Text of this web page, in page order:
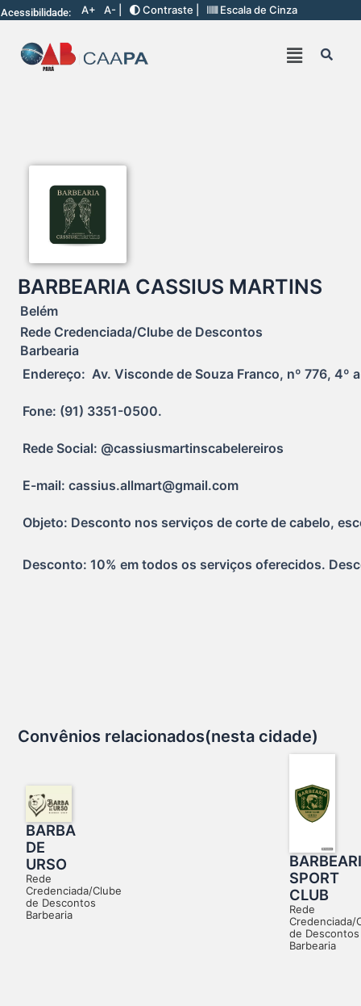
Acessibilidade: A+ A- | Contraste | Escala de Cinza
BARBEARIA CASSIUS MARTINS
Belém
Rede Credenciada/Clube de Descontos
Barbearia
Endereço:  Av. Visconde de Souza Franco, nº 776, 4º
Fone: (91) 3351-0500.
Rede Social: @cassiusmartinscabelereiros
E-mail: cassius.allmart@gmail.com
Objeto: Desconto nos serviços de corte de cabelo,
Desconto: 10% em todos os serviços oferecidos.
Convênios relacionados(nesta cidade)
BARBA
DE
URSO
Rede
Credenciada/Clube
de Descontos
Barbearia
SPORT
CLUB
Rede
Credenciada/
de Descontos
Barbearia